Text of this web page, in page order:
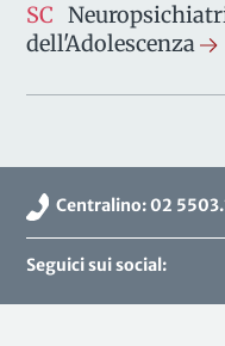
SC
dell'Adolescenza
Centralino: 02
Seguici sui social: